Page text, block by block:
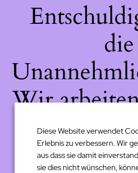
die
Wir
schau
Diese Website verwendet
Erlebnis zu verbessern. Wir
aus dass sie damit
sie dies nicht wünschen,